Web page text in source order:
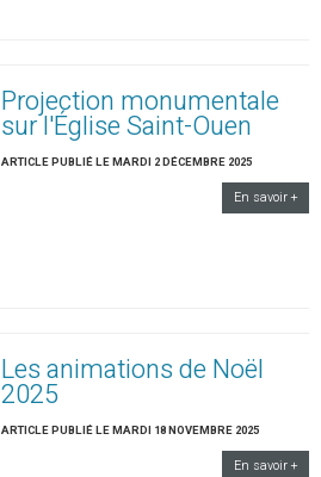
Projection monumentale
sur l'Église Saint-Ouen
ARTICLE PUBLIÉ LE MARDI 2 DÉCEMBRE 2025
En savoir +
Les animations de Noël
2025
ARTICLE PUBLIÉ LE MARDI 18 NOVEMBRE 2025
En savoir +